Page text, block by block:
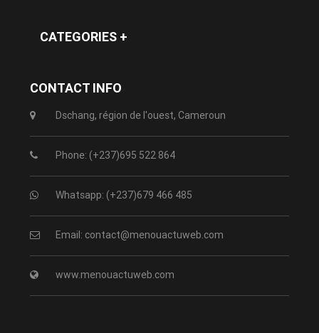
CATEGORIES +
CONTACT INFO
Dschang, région de l'ouest, Cameroun
Phone: (+237)695 522 864
Whatsapp: (+237)679 466 485
Email: contact@menouactuweb.com
www.menouactuweb.com